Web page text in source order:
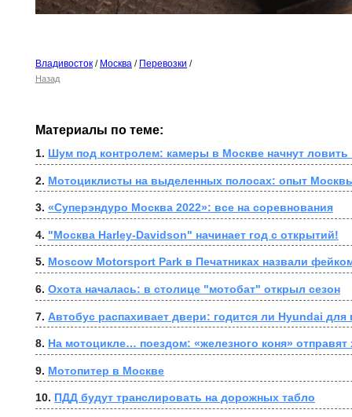
Владивосток / Москва / Перевозки /
Назад
Материалы по теме:
1. Шум под контролем: камеры в Москве начнут ловить
2. Мотоциклисты на выделенных полосах: опыт
3. «Суперэндуро Москва 2022»: все на соревнования
4. "Москва Harley-Davidson" начинает год с открытий!
5. Moscow Motorsport Park в Печатниках назвали
6. Охота началась: в столице "мотобат" открыл сезон
7. Автобус распахивает двери: годится ли Hyundai для
8. На мотоцикле… поездом: «железного коня» отправят
9. Мотопитер в Москве
10. ПДД будут транслировать на дорожных табло